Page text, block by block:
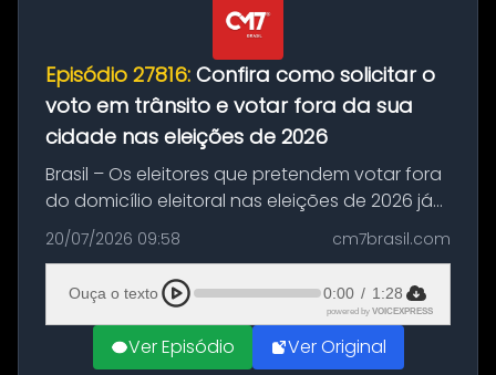
Episódio 27816: Confira como solicitar o
voto em trânsito e votar fora da sua
cidade nas eleições de 2026
Brasil – Os eleitores que pretendem votar fora
do domicílio eleitoral nas eleições de 2026 já
podem solicitar o voto em trânsito a partir
desta segunda-feira (20). O pedido pode ser
feito até 20 de ag...
20/07/2026 09:58 cm7brasil.com
Ouça o texto 0:00 / 1:28
powered by VOICEXPRESS
Ver Episódio Ver Original